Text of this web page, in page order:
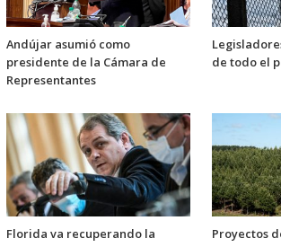
Andújar asumió como
presidente de la Cámara de
Representantes
de todo el
Florida va recuperando la
Proyectos